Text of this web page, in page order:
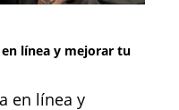
línea y mejorar tu
en línea y